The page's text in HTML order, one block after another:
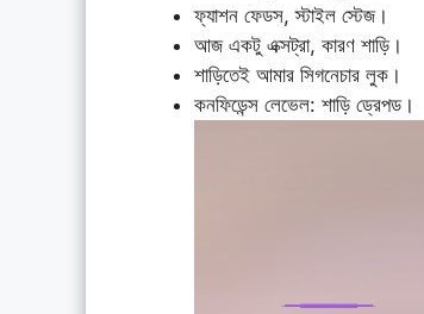
ফ্যাশন ফেডস, স্টাইল স্টেজ।
আজ একটু এক্সট্রা, কারণ শাড়ি।
শাড়িতেই আমার সিগনেচার লুক।
কনফিডেন্স লেভেল: শাড়ি ড্রেপড।